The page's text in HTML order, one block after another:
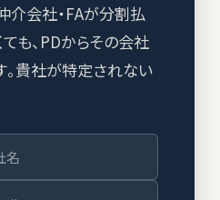
介会社・FAが分割払
も、PDからその会社
貴社が特定されない